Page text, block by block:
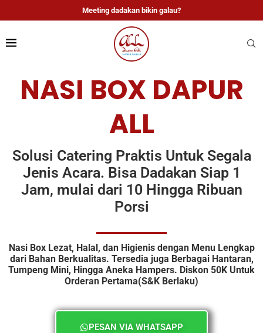
Meeting dadakan bikin galau?
NASI BOX DAPUR
ALL
Solusi Catering Praktis Untuk Segala
Jenis Acara. Bisa Dadakan Siap 1
Jam, mulai dari 10 Hingga Ribuan
Porsi
Nasi Box Lezat, Halal, dan Higienis dengan Menu Lengkap
dari Bahan Berkualitas. Tersedia juga Berbagai Hantaran,
Tumpeng Mini, Hingga Aneka Hampers. Diskon 50K Untuk
Orderan Pertama(S&K Berlaku)
PESAN VIA WHATSAPP